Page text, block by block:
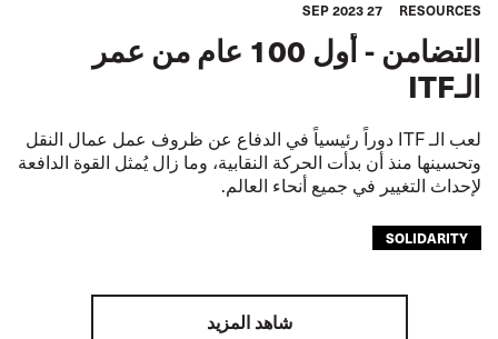
RESOURCES
27 SEP 2023
التضامن - أول 100 عام من عمر
الـITF
لعب الـ ITF دوراً رئيسياً في الدفاع عن ظروف عمل عمال النقل
وتحسينها منذ أن بدأت الحركة النقابية، وما زال يُمثل القوة الدافعة
لإحداث التغيير في جميع أنحاء العالم.
SOLIDARITY
شاهد المزيد